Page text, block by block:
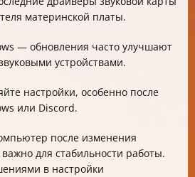
материнской платы.
— обновления часто улучшают
устройствами.
настройки, особенно после
или Discord.
после изменения
для стабильности работы.
в настройки